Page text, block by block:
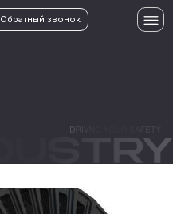
Обратный звонок